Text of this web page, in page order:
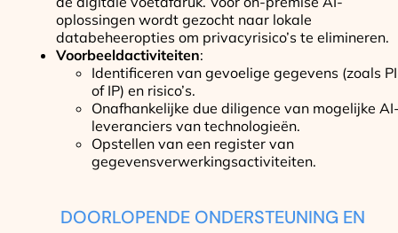
oplossingen wordt gezocht naar lokale
databeheeropties om privacyrisico’s te elimineren.
Voorbeeldactiviteiten:
Identificeren van gevoelige gegevens (zoals
of IP) en risico’s.
Onafhankelijke due diligence van mogelijke
leveranciers van technologieën.
Opstellen van een register van
gegevensverwerkingsactiviteiten.
DOORLOPENDE ONDERSTEUNING EN